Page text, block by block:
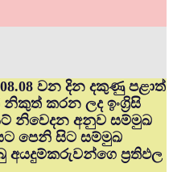
වන දින දකුණු පළාත්
කරන ලද ඉංග්‍රිසි
නිවෙදන අනුව සම්මුඛ
පෙනි සිට සම්මුඛ
අයදුම්කරුවන්ගෙ ප්‍රතිඵල